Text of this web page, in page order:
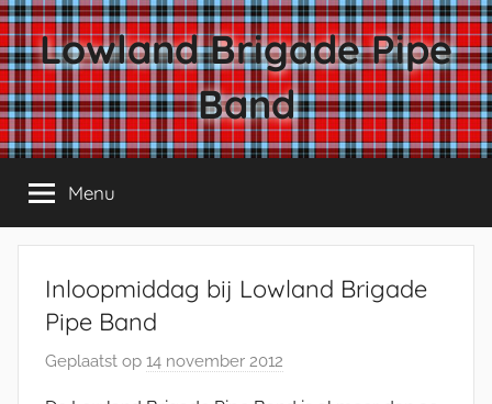
Ga
naar
de
inhoud
Lowland Brigade Pipe
Band
Menu
Inloopmiddag bij Lowland Brigade
Pipe Band
Geplaatst op 14 november 2012